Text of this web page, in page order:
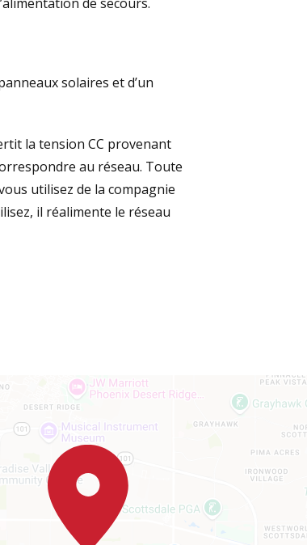
solaires et d’un
la tension CC provenant
au réseau. Toute
utilisez de la compagnie
il réalimente le réseau